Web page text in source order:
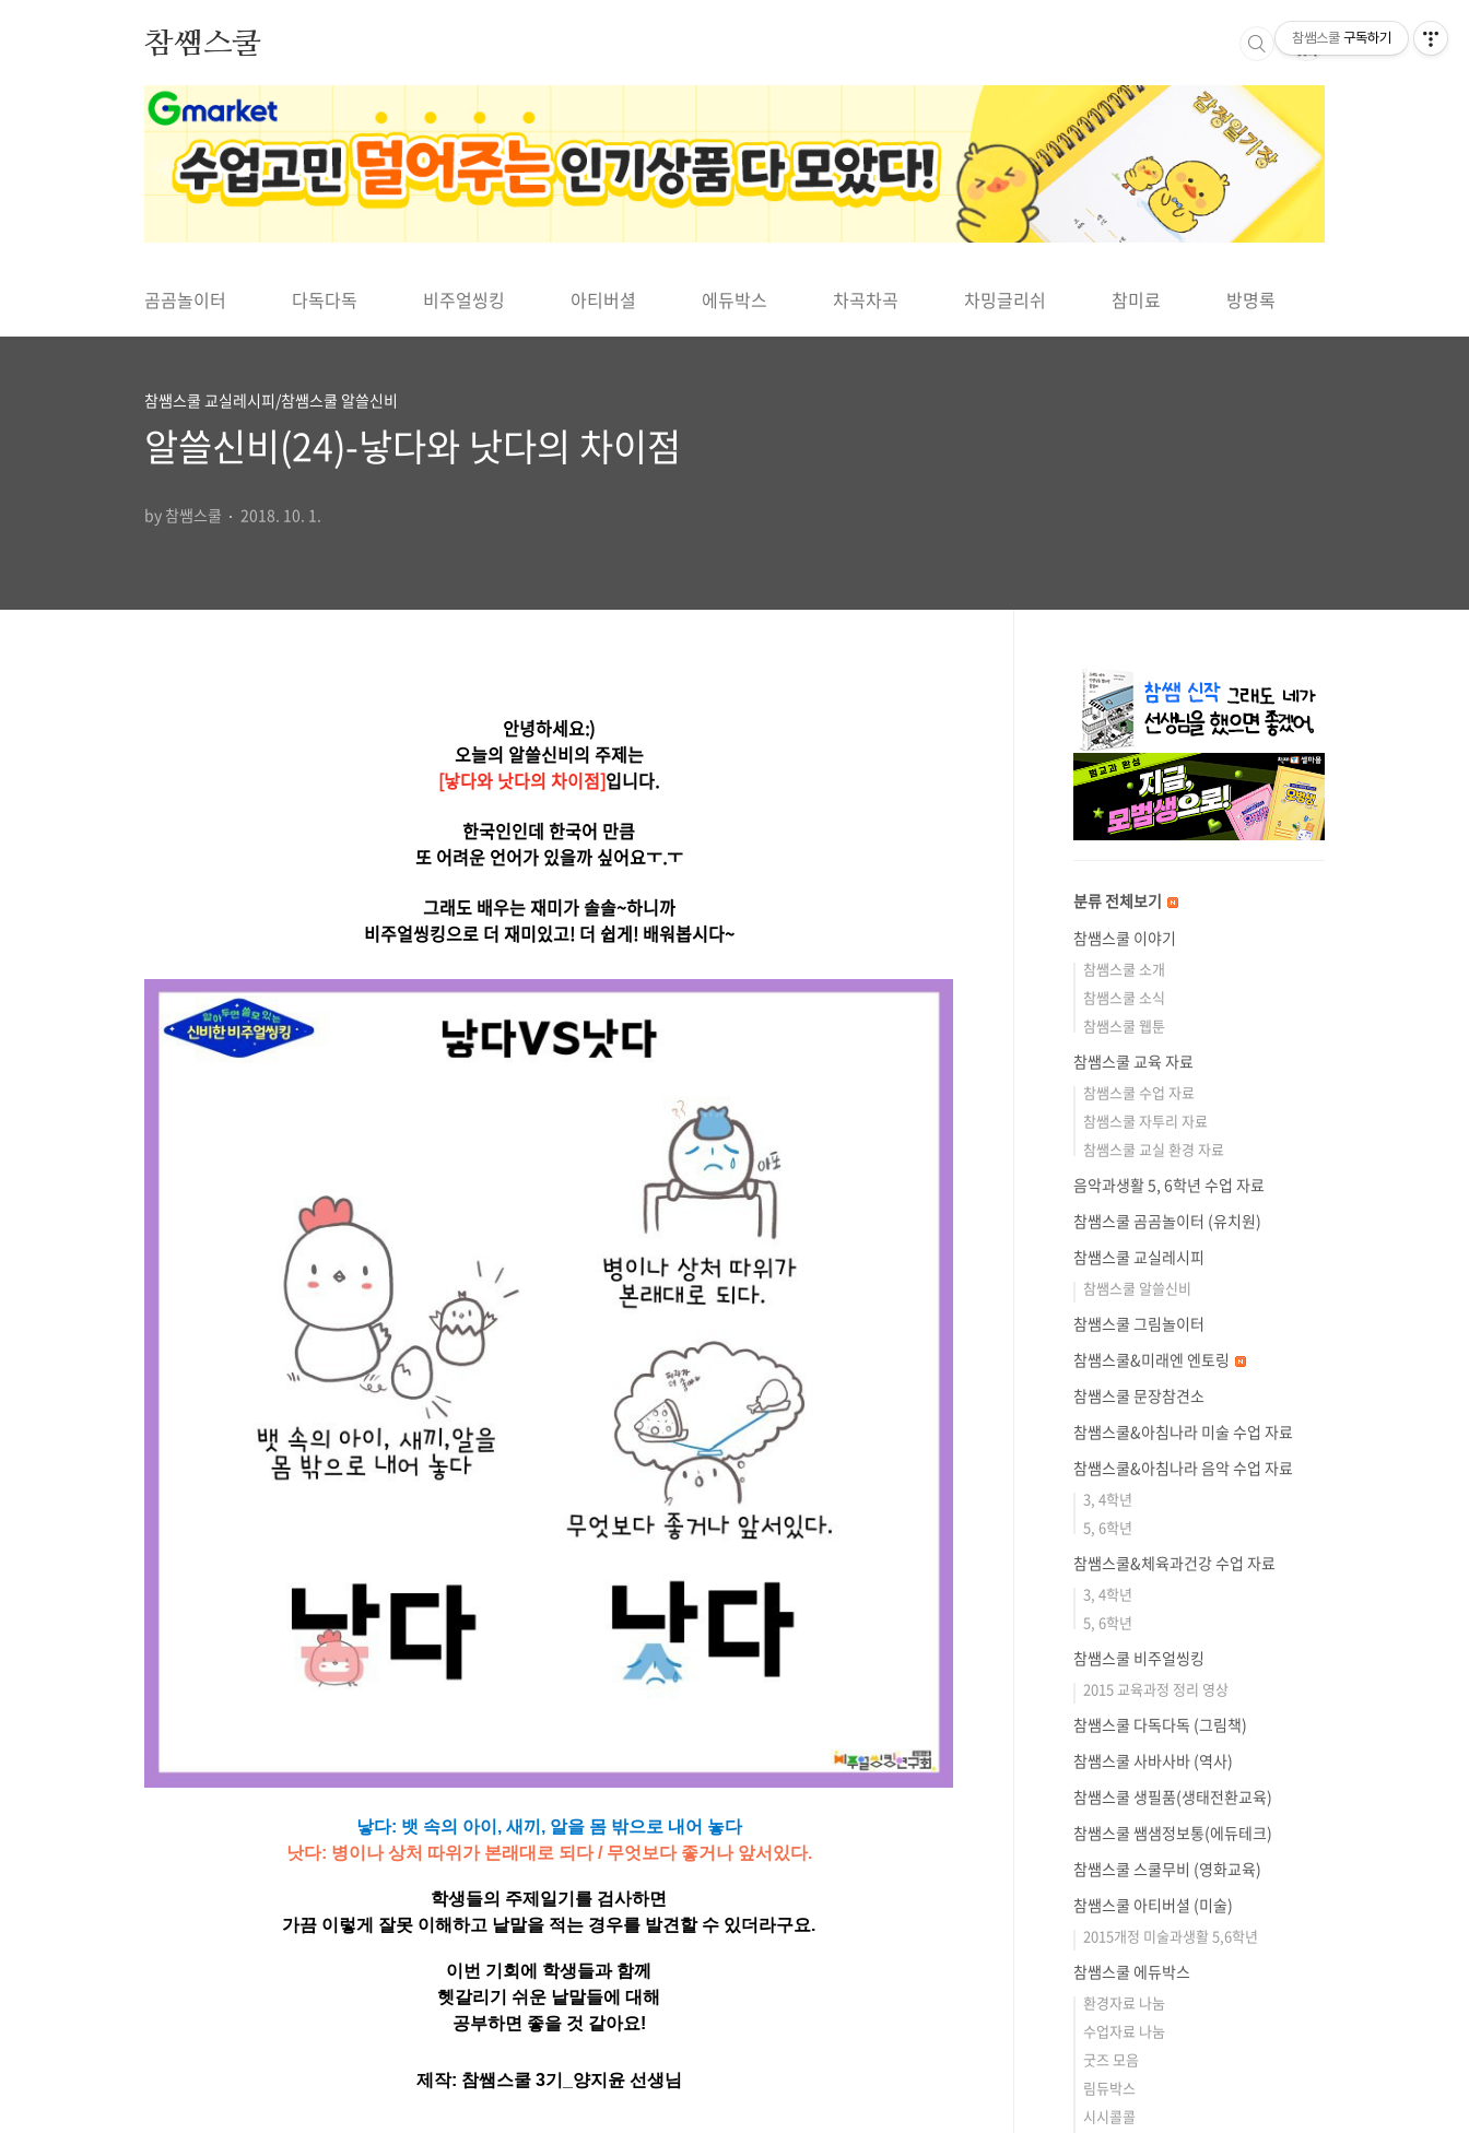
참쌤스쿨
▶
곰곰놀이터 다독다독 비주얼씽킹 아티버셜 에듀박스 차곡차곡 차밍글리쉬 참미료 방명록
참쌤스쿨 교실레시피/참쌤스쿨 알쓸신비
알쓸신비(24)-낳다와 낫다의 차이점
by 참쌤스쿨 2018. 10. 1.
안녕하세요:)
오늘의 알쓸신비의 주제는
[낳다와 낫다의 차이점]입니다.
한국인인데 한국어 만큼
또 어려운 언어가 있을까 싶어요ㅜ.ㅜ
그래도 배우는 재미가 솔솔~하니까
비주얼씽킹으로 더 재미있고! 더 쉽게! 배워봅시다~
낳다: 뱃 속의 아이, 새끼, 알을 몸 밖으로 내어 놓다
낫다: 병이나 상처 따위가 본래대로 되다 / 무엇보다 좋거나 앞서있다.
학생들의 주제일기를 검사하면
가끔 이렇게 잘못 이해하고 낱말을 적는 경우를 발견할 수 있더라구요.
이번 기회에 학생들과 함께
헷갈리기 쉬운 낱말들에 대해
공부하면 좋을 것 같아요!
제작: 참쌤스쿨 3기_양지윤 선생님
분류 전체보기
참쌤스쿨 이야기
참쌤스쿨 소개
참쌤스쿨 소식
참쌤스쿨 웹툰
참쌤스쿨 교육 자료
참쌤스쿨 수업 자료
참쌤스쿨 자투리 자료
참쌤스쿨 교실 환경 자료
음악과생활 5, 6학년 수업 자료
참쌤스쿨 곰곰놀이터 (유치원)
참쌤스쿨 교실레시피
참쌤스쿨 알쓸신비
참쌤스쿨 그림놀이터
참쌤스쿨&미래엔 엔토링
참쌤스쿨 문장참견소
참쌤스쿨&아침나라 미술 수업 자료
참쌤스쿨&아침나라 음악 수업 자료
3, 4학년
5, 6학년
참쌤스쿨&체육과건강 수업 자료
3, 4학년
5, 6학년
참쌤스쿨 비주얼씽킹
2015 교육과정 정리 영상
참쌤스쿨 다독다독 (그림책)
참쌤스쿨 사바사바 (역사)
참쌤스쿨 생필품(생태전환교육)
참쌤스쿨 쌤샘정보통(에듀테크)
참쌤스쿨 스쿨무비 (영화교육)
참쌤스쿨 아티버셜 (미술)
2015개정 미술과생활 5,6학년
참쌤스쿨 에듀박스
환경자료 나눔
수업자료 나눔
굿즈 모음
림듀박스
시시콜콜
참쌤스쿨 구독하기